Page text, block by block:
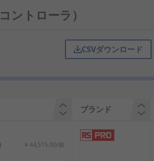
が搭載されています。入力の状態を継続的
どの安全コンポーネントとやり取りす
用されています。有害化学物質の放出
ントローラ）
CSVダウンロード
ブランド
￥44,515.00/個